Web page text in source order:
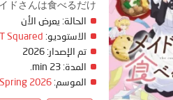
ドさんは食べるだけ
الحالة: يعرض الأن
الاستوديو: Squared
تم الإصدار:
المدة:
الموسم: Spring 2026